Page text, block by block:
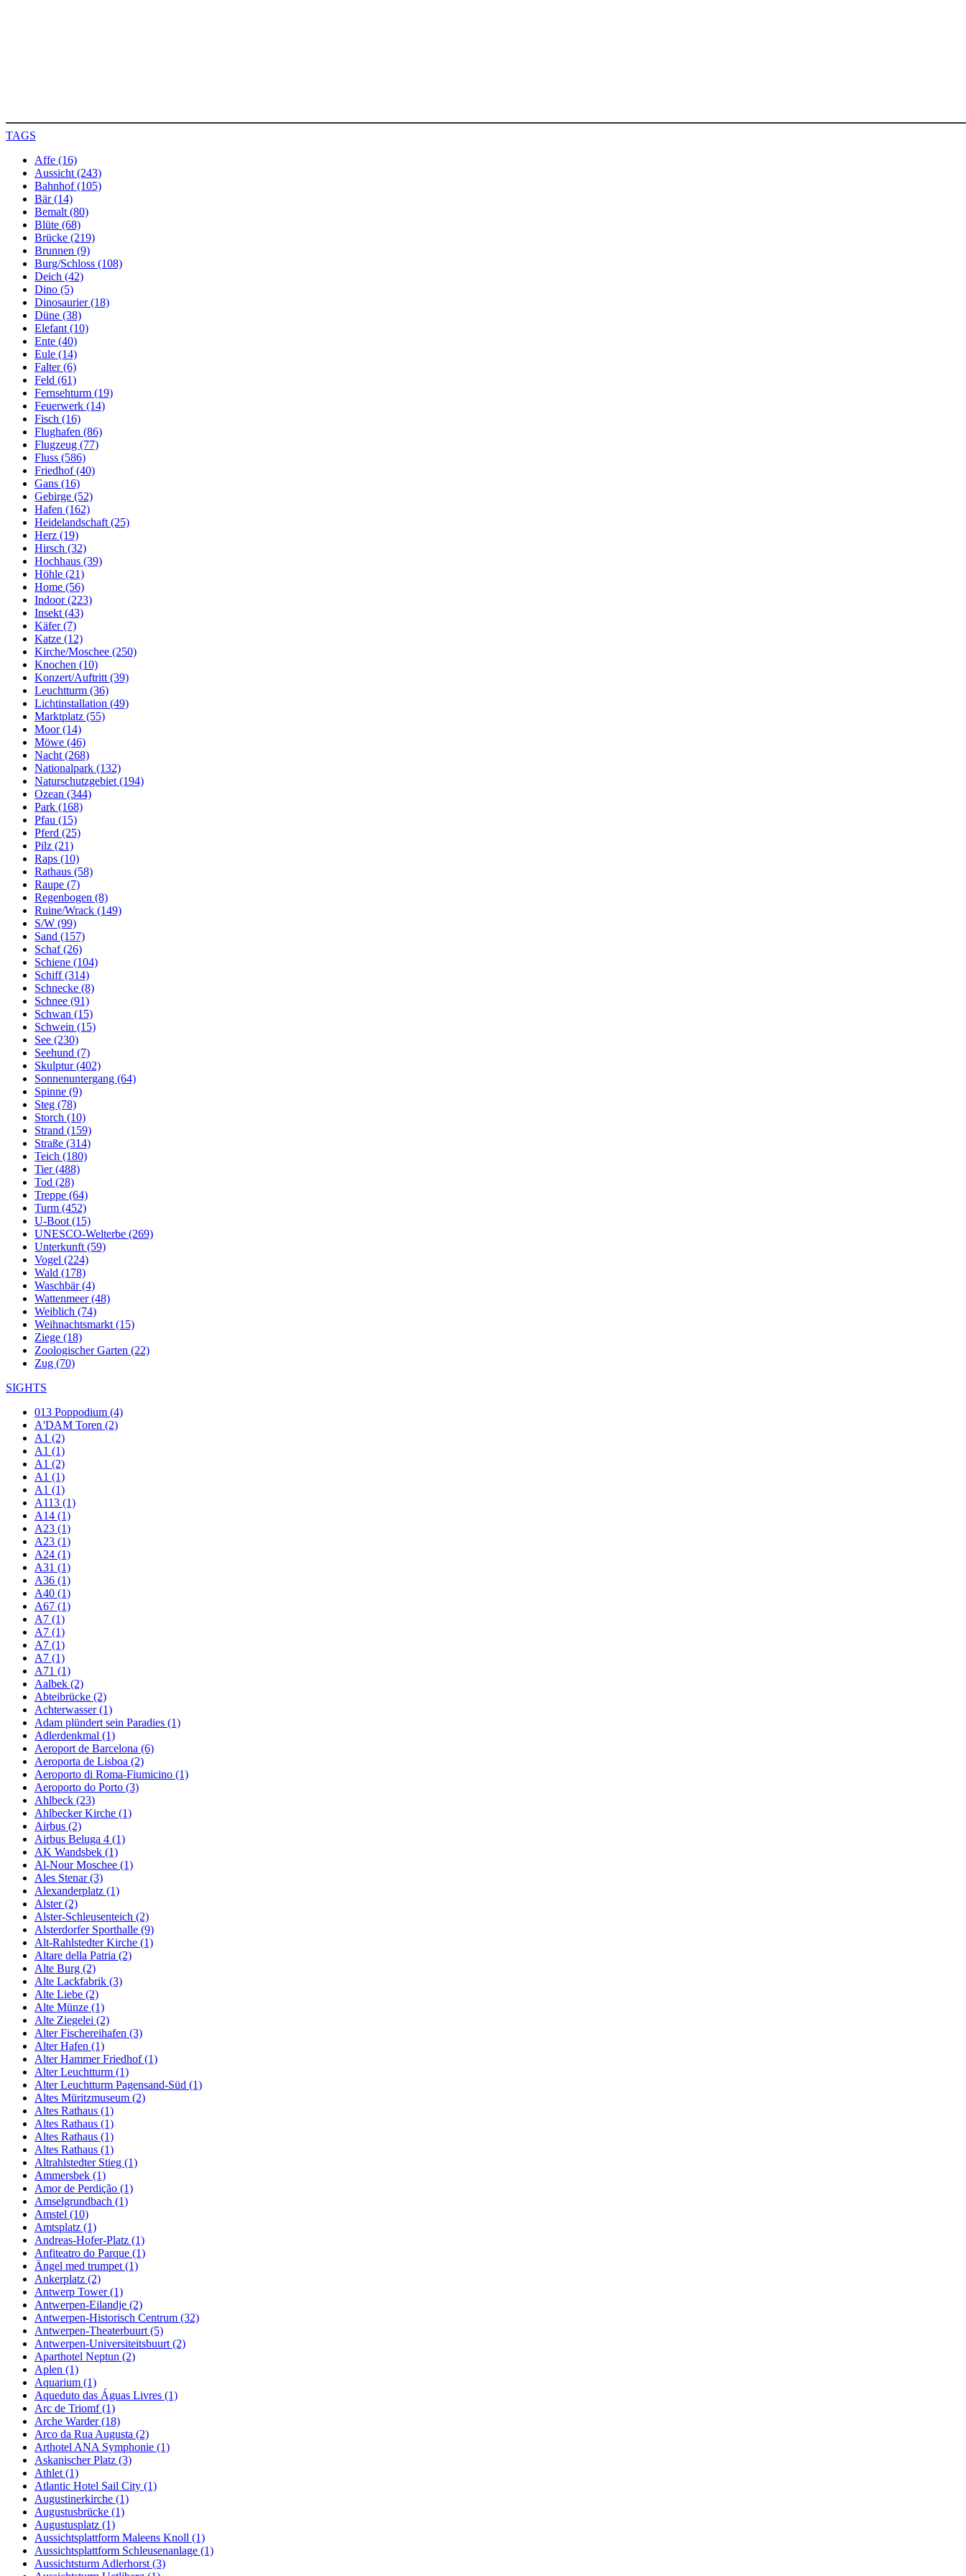
TAGS
Affe (16)
Aussicht (243)
Bahnhof (105)
Bär (14)
Bemalt (80)
Blüte (68)
Brücke (219)
Brunnen (9)
Burg/Schloss (108)
Deich (42)
Dino (5)
Dinosaurier (18)
Düne (38)
Elefant (10)
Ente (40)
Eule (14)
Falter (6)
Feld (61)
Fernsehturm (19)
Feuerwerk (14)
Fisch (16)
Flughafen (86)
Flugzeug (77)
Fluss (586)
Friedhof (40)
Gans (16)
Gebirge (52)
Hafen (162)
Heidelandschaft (25)
Herz (19)
Hirsch (32)
Hochhaus (39)
Höhle (21)
Home (56)
Indoor (223)
Insekt (43)
Käfer (7)
Katze (12)
Kirche/Moschee (250)
Knochen (10)
Konzert/Auftritt (39)
Leuchtturm (36)
Lichtinstallation (49)
Marktplatz (55)
Moor (14)
Möwe (46)
Nacht (268)
Nationalpark (132)
Naturschutzgebiet (194)
Ozean (344)
Park (168)
Pfau (15)
Pferd (25)
Pilz (21)
Raps (10)
Rathaus (58)
Raupe (7)
Regenbogen (8)
Ruine/Wrack (149)
S/W (99)
Sand (157)
Schaf (26)
Schiene (104)
Schiff (314)
Schnecke (8)
Schnee (91)
Schwan (15)
Schwein (15)
See (230)
Seehund (7)
Skulptur (402)
Sonnenuntergang (64)
Spinne (9)
Steg (78)
Storch (10)
Strand (159)
Straße (314)
Teich (180)
Tier (488)
Tod (28)
Treppe (64)
Turm (452)
U-Boot (15)
UNESCO-Welterbe (269)
Unterkunft (59)
Vogel (224)
Wald (178)
Waschbär (4)
Wattenmeer (48)
Weiblich (74)
Weihnachtsmarkt (15)
Ziege (18)
Zoologischer Garten (22)
Zug (70)
SIGHTS
013 Poppodium (4)
A'DAM Toren (2)
A1 (2)
A1 (1)
A1 (2)
A1 (1)
A1 (1)
A113 (1)
A14 (1)
A23 (1)
A23 (1)
A24 (1)
A31 (1)
A36 (1)
A40 (1)
A67 (1)
A7 (1)
A7 (1)
A7 (1)
A7 (1)
A71 (1)
Aalbek (2)
Abteibrücke (2)
Achterwasser (1)
Adam plündert sein Paradies (1)
Adlerdenkmal (1)
Aeroport de Barcelona (6)
Aeroporta de Lisboa (2)
Aeroporto di Roma-Fiumicino (1)
Aeroporto do Porto (3)
Ahlbeck (23)
Ahlbecker Kirche (1)
Airbus (2)
Airbus Beluga 4 (1)
AK Wandsbek (1)
Al-Nour Moschee (1)
Ales Stenar (3)
Alexanderplatz (1)
Alster (2)
Alster-Schleusenteich (2)
Alsterdorfer Sporthalle (9)
Alt-Rahlstedter Kirche (1)
Altare della Patria (2)
Alte Burg (2)
Alte Lackfabrik (3)
Alte Liebe (2)
Alte Münze (1)
Alte Ziegelei (2)
Alter Fischereihafen (3)
Alter Hafen (1)
Alter Hammer Friedhof (1)
Alter Leuchtturm (1)
Alter Leuchtturm Pagensand-Süd (1)
Altes Müritzmuseum (2)
Altes Rathaus (1)
Altes Rathaus (1)
Altes Rathaus (1)
Altes Rathaus (1)
Altrahlstedter Stieg (1)
Ammersbek (1)
Amor de Perdição (1)
Amselgrundbach (1)
Amstel (10)
Amtsplatz (1)
Andreas-Hofer-Platz (1)
Anfiteatro do Parque (1)
Ängel med trumpet (1)
Ankerplatz (2)
Antwerp Tower (1)
Antwerpen-Eilandje (2)
Antwerpen-Historisch Centrum (32)
Antwerpen-Theaterbuurt (5)
Antwerpen-Universiteitsbuurt (2)
Aparthotel Neptun (2)
Aplen (1)
Aquarium (1)
Aqueduto das Águas Livres (1)
Arc de Triomf (1)
Arche Warder (18)
Arco da Rua Augusta (2)
Arthotel ANA Symphonie (1)
Askanischer Platz (3)
Athlet (1)
Atlantic Hotel Sail City (1)
Augustinerkirche (1)
Augustusbrücke (1)
Augustusplatz (1)
Aussichtsplattform Maleens Knoll (1)
Aussichtsplattform Schleusenanlage (1)
Aussichtsturm Adlerhorst (3)